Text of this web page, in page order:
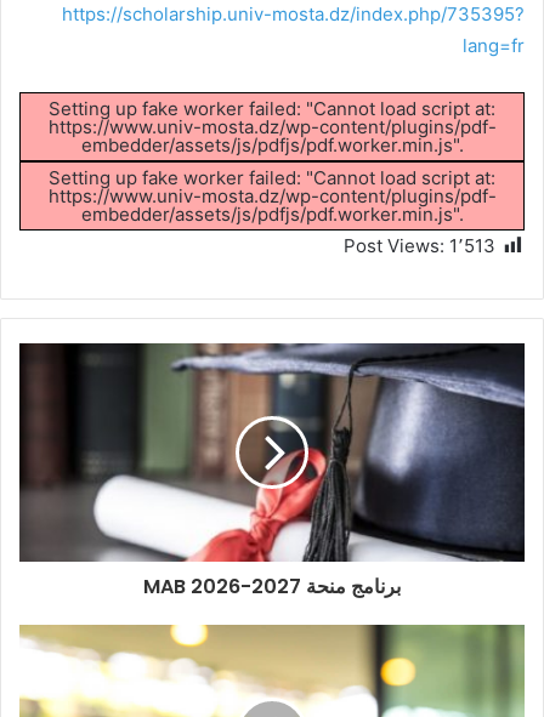
https://scholarship.univ-mosta.dz/index.php/735395?
lang=fr
Setting up fake worker failed: "Cannot load script at:
https://www.univ-mosta.dz/wp-content/plugins/pdf-
embedder/assets/js/pdfjs/pdf.worker.min.js".
Setting up fake worker failed: "Cannot load script at:
https://www.univ-mosta.dz/wp-content/plugins/pdf-
embedder/assets/js/pdfjs/pdf.worker.min.js".
Post Views: 1٬513
برنامج منحة MAB 2026-2027